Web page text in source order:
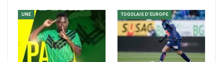
UNE TOGOLAIS D'EUROPE